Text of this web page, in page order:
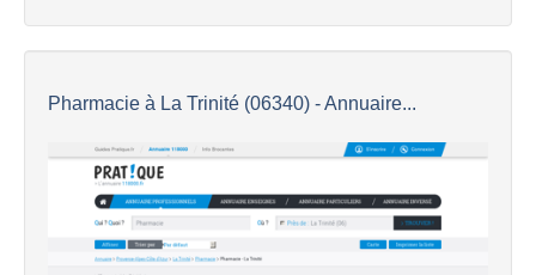
Pharmacie à La Trinité (06340) - Annuaire...